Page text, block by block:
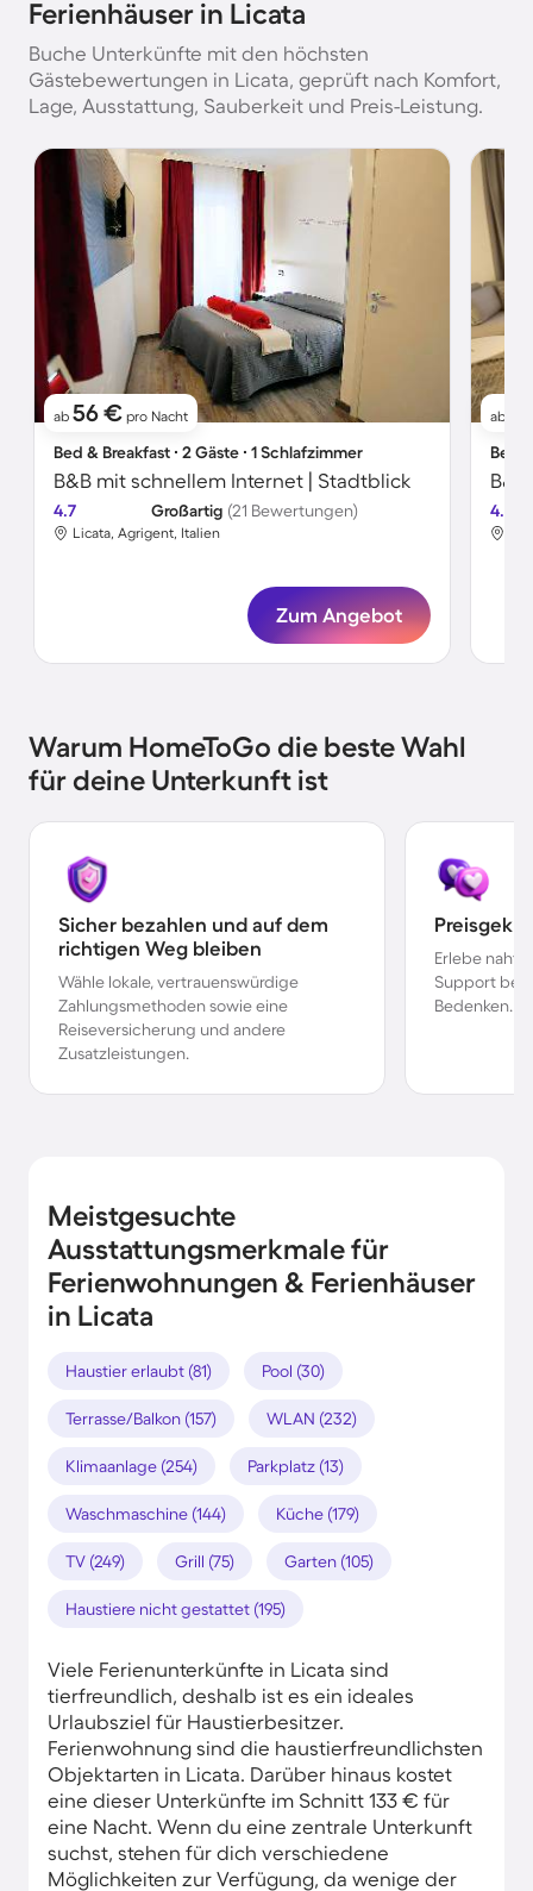
Ferienhäuser in Licata
Buche Unterkünfte mit den höchsten
Gästebewertungen in Licata, geprüft nach Komfort,
Lage, Ausstattung, Sauberkeit und Preis-Leistung.
ab 56 € pro Nacht
Bed & Breakfast ∙ 2 Gäste ∙ 1 Schlafzimmer
B&B mit schnellem Internet | Stadtblick
4.7 Großartig (21 Bewertungen)
Licata, Agrigent, Italien
Zum Angebot
ab
Bed
4.7
Warum HomeToGo die beste Wahl
für deine Unterkunft ist
Sicher bezahlen und auf dem
richtigen Weg bleiben
Wähle lokale, vertrauenswürdige
Zahlungsmethoden sowie eine
Reiseversicherung und andere
Zusatzleistungen.
Erlebe
Support bei
Bedenken.
Meistgesuchte
Ausstattungsmerkmale für
Ferienwohnungen & Ferienhäuser
in Licata
Haustier erlaubt (81) Pool (30)
Terrasse/Balkon (157) WLAN (232)
Klimaanlage (254) Parkplatz (13)
Waschmaschine (144) Küche (179)
TV (249) Grill (75) Garten (105)
Haustiere nicht gestattet (195)
Viele Ferienunterkünfte in Licata sind
tierfreundlich, deshalb ist es ein ideales
Urlaubsziel für Haustierbesitzer.
Ferienwohnung sind die haustierfreundlichsten
Objektarten in Licata. Darüber hinaus kostet
eine dieser Unterkünfte im Schnitt 133 € für
eine Nacht. Wenn du eine zentrale Unterkunft
suchst, stehen für dich verschiedene
Möglichkeiten zur Verfügung, da wenige der